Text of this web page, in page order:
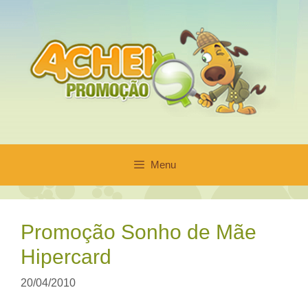
conteúdo
Menu
Promoção Sonho de Mãe
Hipercard
20/04/2010